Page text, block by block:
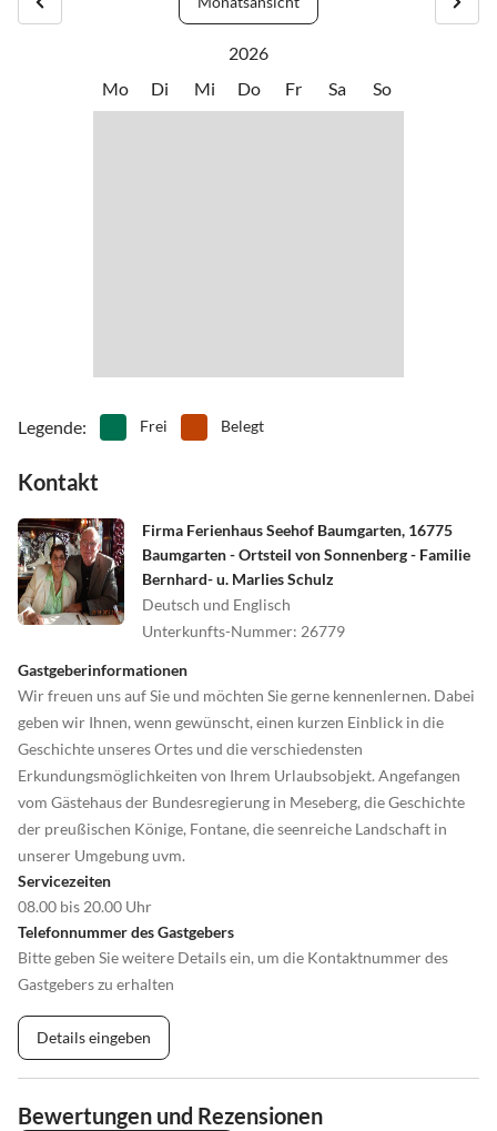
Spielplatz
Tauchen
Stunden) - siehe auch: "Ruppiner Land - Wandern mit Seeblick"
und Landessportschule und Fontanestadt Neuruppin, 25 Minuten
und Rheinsberg ca. 20 Minuten mit dem Auto, Templin mit Seen
und Thermalbad, ca. 25 Min. mit dem Auto
2026
Mo
Di Mi Do Fr Sa So
Legende: Frei Belegt
Kontakt
Firma Ferienhaus Seehof Baumgarten, 16775
Baumgarten - Ortsteil von Sonnenberg - Familie
Bernhard- u. Marlies Schulz
Deutsch und Englisch
Unterkunfts-Nummer: 26779
Gastgeberinformationen
Wir freuen uns auf Sie und möchten Sie gerne kennenlernen. Dabei
geben wir Ihnen, wenn gewünscht, einen kurzen Einblick in die
Geschichte unseres Ortes und die verschiedensten
Erkundungsmöglichkeiten von Ihrem Urlaubsobjekt. Angefangen
vom Gästehaus der Bundesregierung in Meseberg, die Geschichte
der preußischen Könige, Fontane, die seenreiche Landschaft in
unserer Umgebung uvm.
Servicezeiten
08.00 bis 20.00 Uhr
Telefonnummer des Gastgebers
Bitte geben Sie weitere Details ein, um die Kontaktnummer des
Gastgebers zu erhalten
Details eingeben
Bewertungen und Rezensionen